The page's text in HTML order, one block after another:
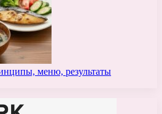
меню, результаты